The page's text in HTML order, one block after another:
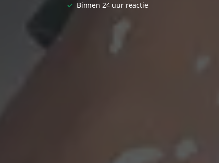
✓ Binnen 24 uur reactie